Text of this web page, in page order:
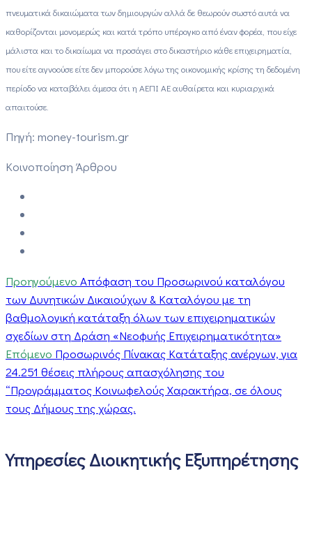
πνευματικά δικαιώματα των δημιουργών αλλά δε θεωρούν σωστό αυτά να
καθορίζονται μονομερώς και κατά τρόπο υπέρογκο από έναν φορέα, που είχε
μάλιστα και το δικαίωμα να προσάγει στο δικαστήριο κάθε επιχειρηματία,
που είτε αγνοούσε είτε δεν μπορούσε λόγω της οικονομικής κρίσης τη δεδομένη
περίοδο να καταβάλει άμεσα ότι η ΑΕΠΙ ΑΕ αυθαίρετα και κυριαρχικά
απαιτούσε.
Πηγή: money-tourism.gr
Κοινοποίηση Άρθρου
Προηγούμενο Απόφαση του Προσωρινού καταλόγου
των Δυνητικών Δικαιούχων & Καταλόγου με τη
βαθμολογική κατάταξη όλων των επιχειρηματικών
σχεδίων στη Δράση «Νεοφυής Επιχειρηματικότητα»
Επόμενο Προσωρινός Πίνακας Κατάταξης ανέργων, για
24.251 θέσεις πλήρους απασχόλησης του
“Προγράμματος Κοινωφελούς Χαρακτήρα, σε όλους
τους Δήμους της χώρας.
Υπηρεσίες Διοικητικής Εξυπηρέτησης